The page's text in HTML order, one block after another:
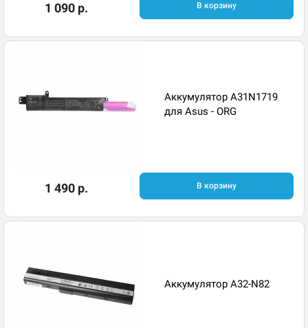
1 090 р. В корзину
Аккумулятор A31N1719
для Asus - ORG
1 490 р. В корзину
Аккумулятор A32-N82